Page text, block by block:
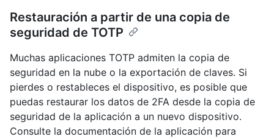
Restauración a partir de una copia de
seguridad de TOTP
Muchas aplicaciones TOTP admiten la copia de
seguridad en la nube o la exportación de claves. Si
pierdes o restableces el dispositivo, es posible que
puedas restaurar los datos de 2FA desde la copia de
seguridad de la aplicación a un nuevo dispositivo.
Consulte la documentación de la aplicación para